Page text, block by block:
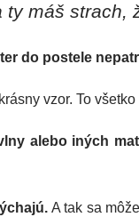
máš strach,
do postele
vzor. To
alebo iných
A tak sa